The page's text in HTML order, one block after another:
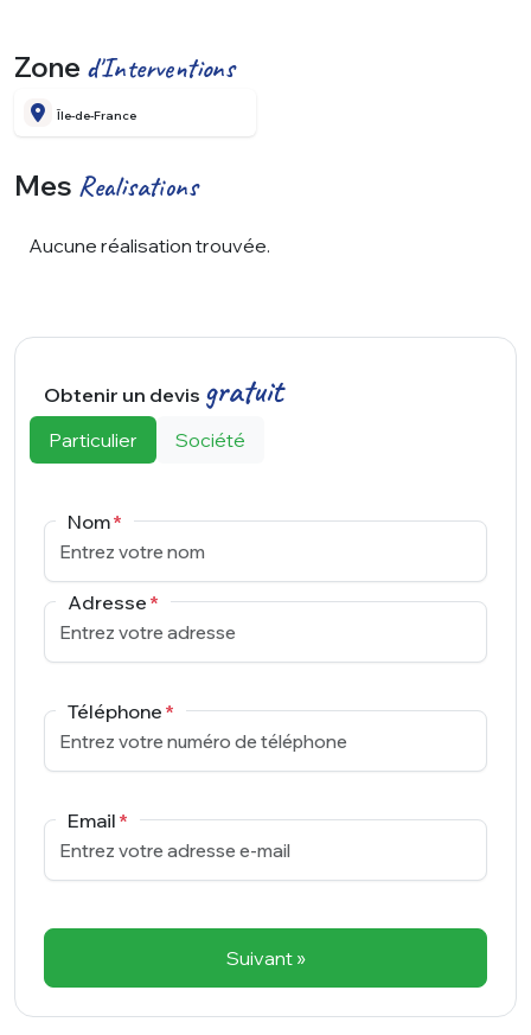
Zone d'Interventions
Île-de-France
Mes Realisations
Aucune réalisation trouvée.
Obtenir un devis gratuit
Particulier Société
Nom
Adresse
Téléphone
Email
Suivant »